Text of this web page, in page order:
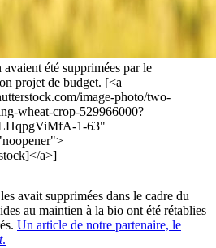
été supprimées par le
projet de budget. [<a
image-photo/two-
wheat-crop-529966000?
1-63"
a>]
avait supprimées dans le cadre du
au maintien à la bio ont été rétablies
Un article de notre partenaire, le
.